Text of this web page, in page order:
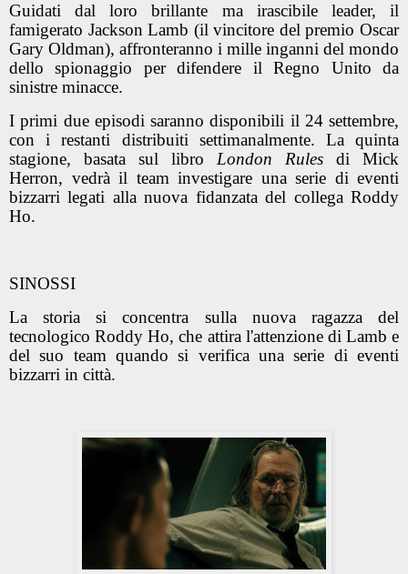
Guidati dal loro brillante ma irascibile leader, il
famigerato Jackson Lamb (il vincitore del premio Oscar
Gary Oldman), affronteranno i mille inganni del mondo
dello spionaggio per difendere il Regno Unito da
sinistre minacce.
I primi due episodi saranno disponibili il 24 settembre,
con i restanti distribuiti settimanalmente. La quinta
stagione, basata sul libro London Rules di Mick
Herron, vedrà il team investigare una serie di eventi
bizzarri legati alla nuova fidanzata del collega Roddy
Ho.
SINOSSI
La storia si concentra sulla nuova ragazza del
tecnologico Roddy Ho, che attira l'attenzione di Lamb e
del suo team quando si verifica una serie di eventi
bizzarri in città.